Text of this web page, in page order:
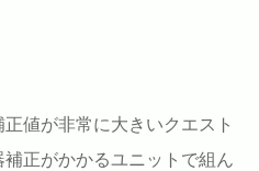
値が非常に大きいクエスト
正がかかるユニットで組ん